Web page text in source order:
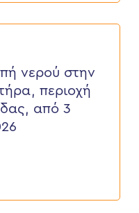
νερού στην
περιοχή
από 3